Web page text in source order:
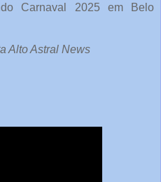
Carnaval 2025 em Belo
Alto Astral News